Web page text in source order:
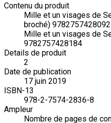
Contenu du produit
Mille et un visages de
broché) 9782757428092
Mille et un visages de
9782757428184
Details de produit
2
Date de publication
17 juin 2019
ISBN-13
978-2-7574-2836-8
Ampleur
Nombre de pages de